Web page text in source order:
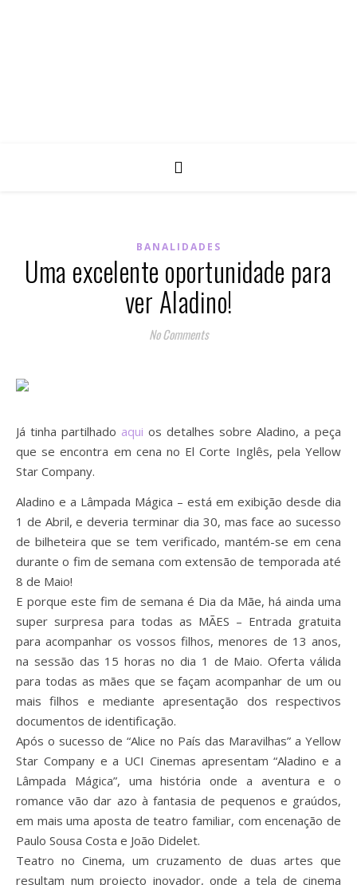
BANALIDADES
Uma excelente oportunidade para
ver Aladino!
No Comments
Já tinha partilhado aqui os detalhes sobre Aladino, a peça
que se encontra em cena no El Corte Inglês, pela Yellow
Star Company.
Aladino e a Lâmpada Mágica – está em exibição desde dia
1 de Abril, e deveria terminar dia 30, mas face ao sucesso
de bilheteira que se tem verificado, mantém-se em cena
durante o fim de semana com extensão de temporada até
8 de Maio!
E porque este fim de semana é Dia da Mãe, há ainda uma
super surpresa para todas as MÃES – Entrada gratuita
para acompanhar os vossos filhos, menores de 13 anos,
na sessão das 15 horas no dia 1 de Maio. Oferta válida
para todas as mães que se façam acompanhar de um ou
mais filhos e mediante apresentação dos respectivos
documentos de identificação.
Após o sucesso de “Alice no País das Maravilhas” a Yellow
Star Company e a UCI Cinemas apresentam “Aladino e a
Lâmpada Mágica”, uma história onde a aventura e o
romance vão dar azo à fantasia de pequenos e graúdos,
em mais uma aposta de teatro familiar, com encenação de
Paulo Sousa Costa e João Didelet.
Teatro no Cinema, um cruzamento de duas artes que
resultam num projecto inovador, onde a tela de cinema